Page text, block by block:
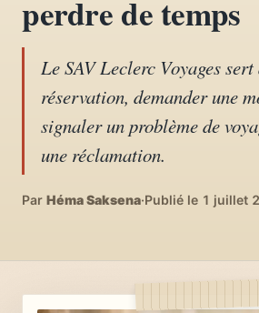
03 Mode et style
04 Lifestyle &
Recettes du
perdre de temps
Le SAV Leclerc Voyages
réservation, demander une
signaler un problème de
une réclamation.
Par Héma Saksena·Publié le 1 juillet